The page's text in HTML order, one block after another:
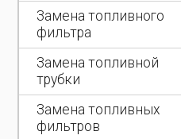
Замена топливного
фильтра
Замена топливной
трубки
Замена топливных
фильтров